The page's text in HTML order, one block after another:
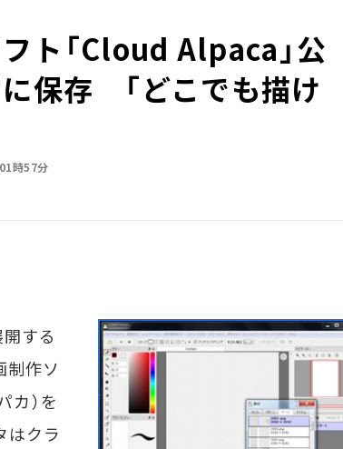
ト「Cloud Alpaca」公
保存 「どこでも描け
時57分
する
制作ソ
カ）を
はクラ